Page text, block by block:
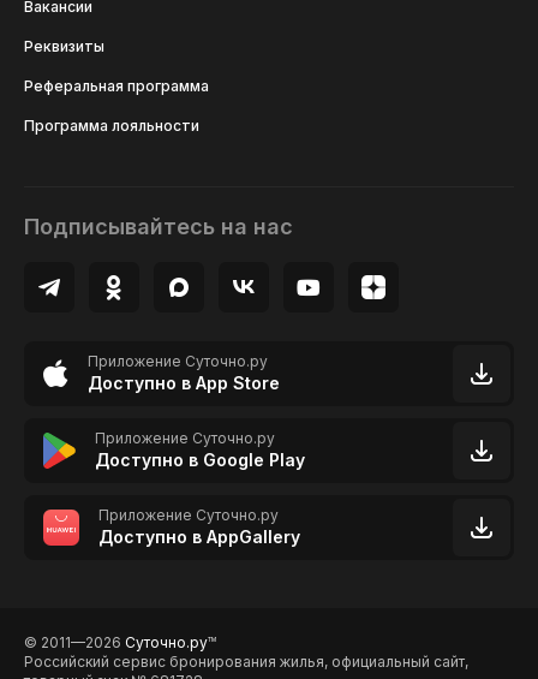
Вакансии
Реквизиты
Реферальная программа
Программа лояльности
Подписывайтесь на нас
Приложение Суточно.ру
Доступно в App Store
Приложение Суточно.ру
Доступно в Google Play
Приложение Суточно.ру
Доступно в AppGallery
© 2011—2026 Суточно.руTM
Российский сервис бронирования жилья, официальный сайт,